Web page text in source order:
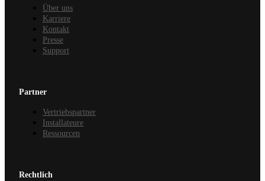
Partner
Vertriebspartner
Installateure
Ressourcen
Über uns
Karriere
Kontakt
Presse
Support
Rechtlich